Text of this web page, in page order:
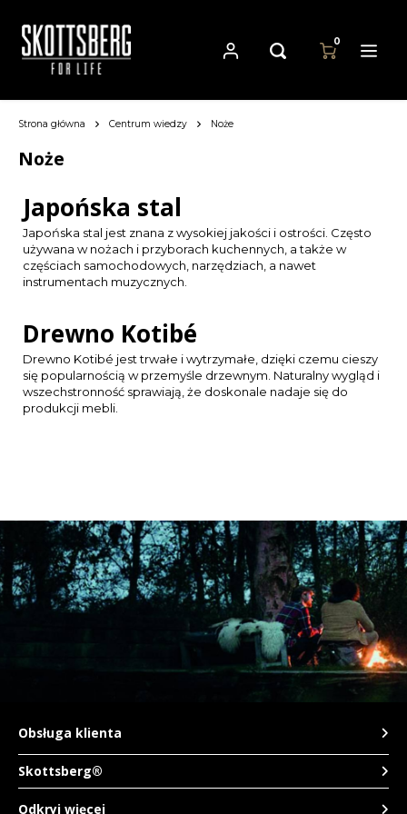
Hoofdmenu / patelnie
Cast Iron Cookware
Carbon Steel Cookware
Hoofdmenu
Nederlands
Deutsch
Français
Español
Hoofdmenu
EUR
GBP
USD
AUD
CAD
JPY
THB
HUF
0
Strona główna Centrum wiedzy Noże
Noże
Japońska stal
Japońska stal jest znana z wysokiej jakości i ostrości. Często
używana w nożach i przyborach kuchennych, a także w
częściach samochodowych, narzędziach, a nawet
instrumentach muzycznych.
Drewno Kotibé
Drewno Kotibé jest trwałe i wytrzymałe, dzięki czemu cieszy
się popularnością w przemyśle drzewnym. Naturalny wygląd i
wszechstronność sprawiają, że doskonale nadaje się do
produkcji mebli.
Skottsberg®
Obsługa klienta
Odkryj więcej